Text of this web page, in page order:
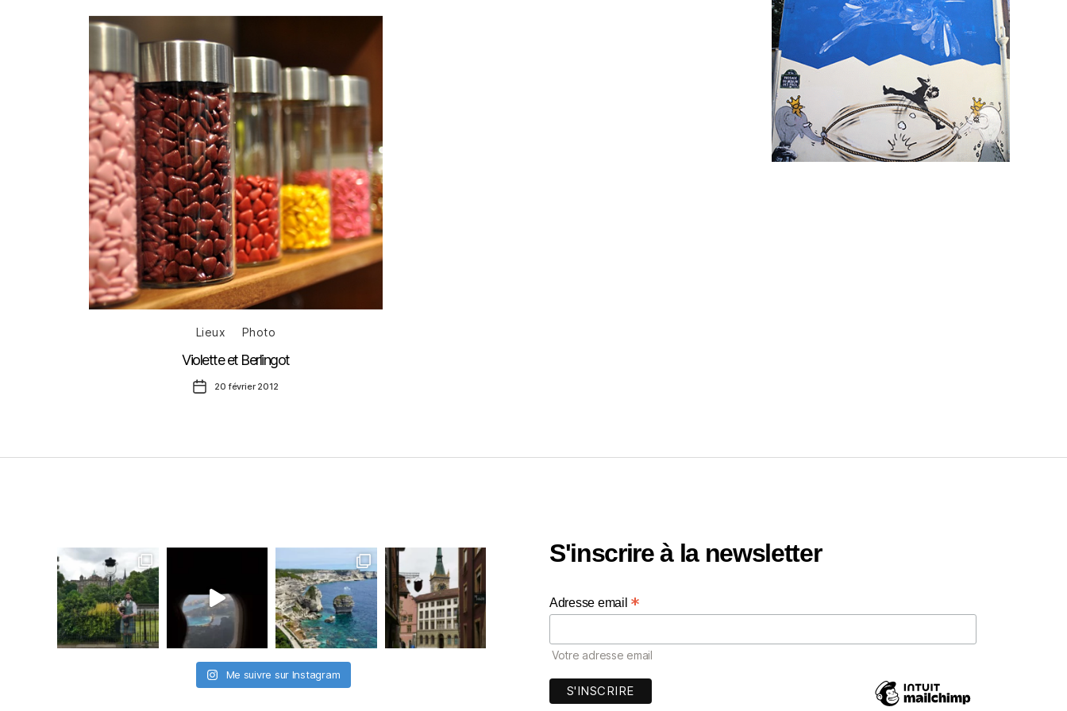
Catégories
Lieux Photo
Violette et Berlingot
Date20 février 2012
Me suivre sur Instagram
S'inscrire à la newsletter
Adresse email *
Votre adresse email